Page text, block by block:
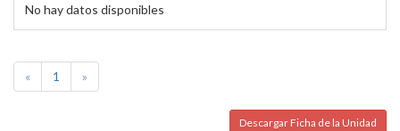
No hay datos disponibles
« 1 »
Descargar Ficha de la Unidad